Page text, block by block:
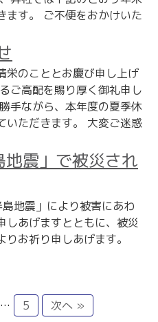
ます。 ご不便をおかけいた
栄のこととお慶び申し上げ
ご高配を賜り厚く御礼申し
手ながら、本年度の夏季休
いただきます。 大変ご迷惑
地震」で被災され
地震」により被害にあわ
しあげますとともに、被災
お祈り申しあげます。
… 5 次へ »